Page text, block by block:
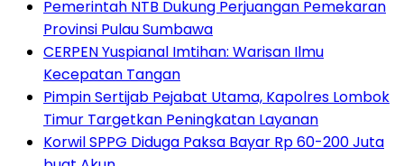
Pemerintah NTB Dukung Perjuangan Pemekaran
Provinsi Pulau Sumbawa
CERPEN Yuspianal Imtihan: Warisan Ilmu
Kecepatan Tangan
Pimpin Sertijab Pejabat Utama, Kapolres Lombok
Timur Targetkan Peningkatan Layanan
Korwil SPPG Diduga Paksa Bayar Rp 60-200 Juta